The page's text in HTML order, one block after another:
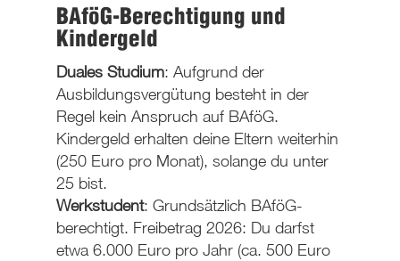
BAföG-Berechtigung und
Kindergeld
Duales Studium: Aufgrund der
Ausbildungsvergütung besteht in der
Regel kein Anspruch auf BAföG.
Kindergelderhalten deine Eltern weiterhin
(250 Euro pro Monat), solange du unter
25 bist.
Werkstudent: Grundsätzlich BAföG-
berechtigt. Freibetrag 2026: Du darfst
etwa 6.000 Euro pro Jahr(ca. 500 Euro